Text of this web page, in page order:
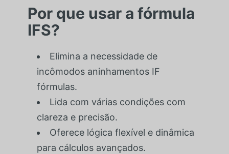
Por que usar a fórmula
IFS?
Elimina a necessidade de
incômodos aninhamentos IF
fórmulas.
Lida com várias condições com
clareza e precisão.
Oferece lógica flexível e dinâmica
para cálculos avançados.